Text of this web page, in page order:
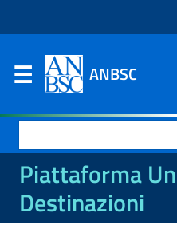
ANBSC
per:
Piattaforma
Destinazioni